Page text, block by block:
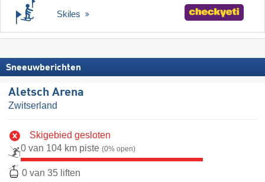
Skiles
Sneeuwberichten
Aletsch Arena
Zwitserland
Skigebied gesloten
0 van 104 km piste (0% open)
0 van 35 liften